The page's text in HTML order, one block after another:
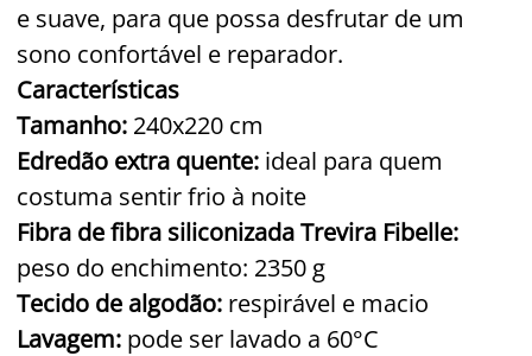
e suave, para que possa desfrutar de um
sono confortável e reparador.
Características
Tamanho: 240x220 cm
Edredão extra quente: ideal para quem
costuma sentir frio à noite
Fibra de fibra siliconizada Trevira Fibelle:
peso do enchimento: 2350 g
Tecido de algodão: respirável e macio
Lavagem: pode ser lavado a 60°C